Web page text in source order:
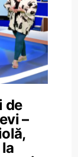
de
–